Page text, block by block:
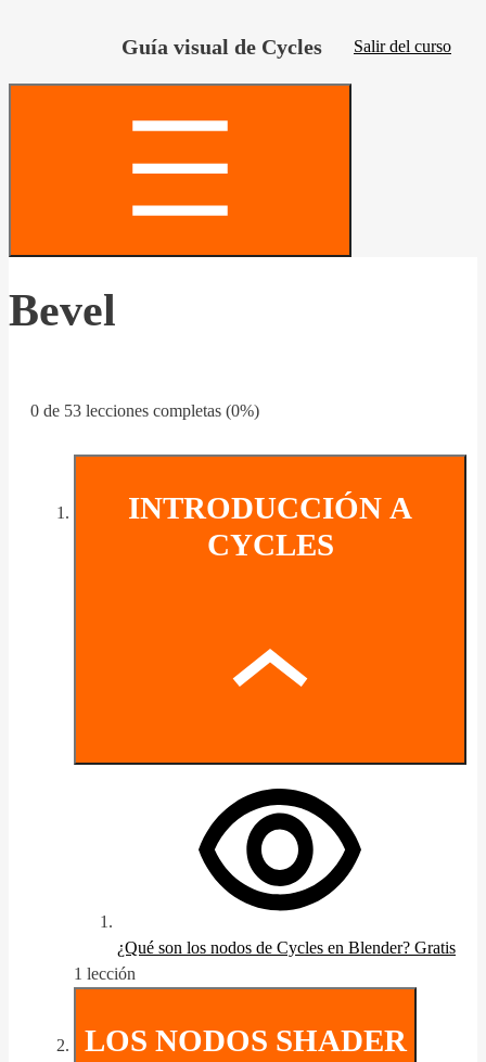
Guía visual de Cycles Salir del curso
Bevel
0 de 53 lecciones completas (0%)
INTRODUCCIÓN A
CYCLES
¿Qué son los nodos de Cycles en Blender? Gratis
1 lección
LOS NODOS SHADER